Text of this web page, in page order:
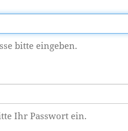
bitte eingeben.
Ihr Passwort ein.